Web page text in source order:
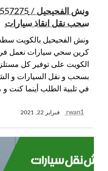
سحب نقل انقاذ سيارات
ونش الفحيحيل بالكويت
كرين سحي سيارات نعمل
الكويت على توفير كل
بسحب و نقل السيارات و
في تلبية الطلب أينما كنت
rwan1 فبراير 22, 2021